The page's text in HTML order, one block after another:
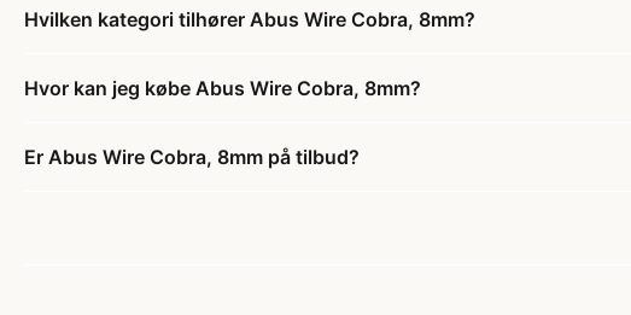
Hvilken kategori tilhører Abus Wire Cobra, 8mm?
Hvor kan jeg købe Abus Wire Cobra, 8mm?
Er Abus Wire Cobra, 8mm på tilbud?